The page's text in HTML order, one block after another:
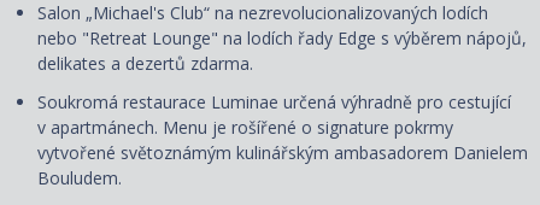
Salon „Michael's Club“ na nezrevolucionalizovaných lodích
nebo "Retreat Lounge" na lodích řady Edge s výběrem nápojů,
delikates a dezertů zdarma.
Soukromá restaurace Luminae určená výhradně pro cestující
v apartmánech. Menu je rošířené o signature pokrmy
vytvořené světoznámým kulinářským ambasadorem Danielem
Bouludem.